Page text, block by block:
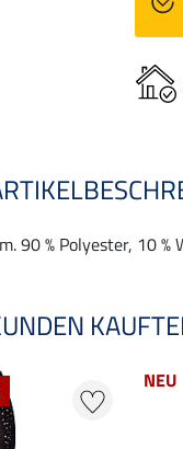
90 % Polyester, 10 %
NEU